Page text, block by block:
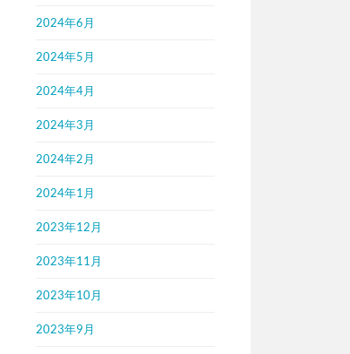
2024年6月
2024年5月
2024年4月
2024年3月
2024年2月
2024年1月
2023年12月
2023年11月
2023年10月
2023年9月